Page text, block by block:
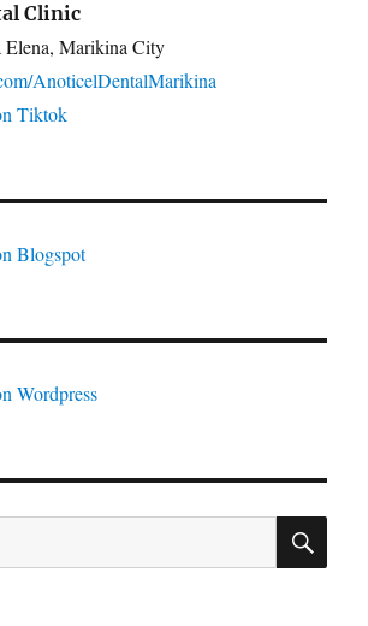
Clinic
Elena, Marikina City
AnoticelDentalMarikina
Tiktok
Blogspot
Wordpress